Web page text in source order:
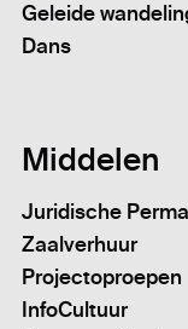
Geleide
Dans
Middelen
Juridische
Zaalverhuur
Projectoproepen
InfoCultuur